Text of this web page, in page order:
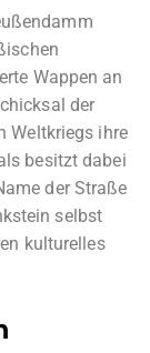
Wappen an
der
Weltkriegs ihre
besitzt dabei
der Straße
selbst
kulturelles